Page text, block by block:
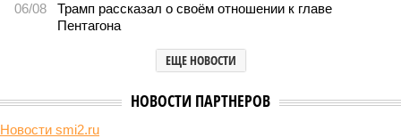
06/08
Трамп рассказал о своём отношении к главе
Пентагона
ЕЩЕ НОВОСТИ
НОВОСТИ ПАРТНЕРОВ
Новости smi2.ru